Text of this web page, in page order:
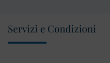
Servizi e Condizioni